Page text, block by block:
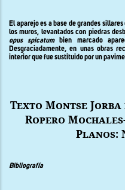
El aparejo es a base de grandes
los muros, levantados con piedras
opus spicatumbien marcado
Desgraciadamente, en unas obras
interior que fue sustituido por un
Texto Montse
Ropero
Planos:
Bibliografía